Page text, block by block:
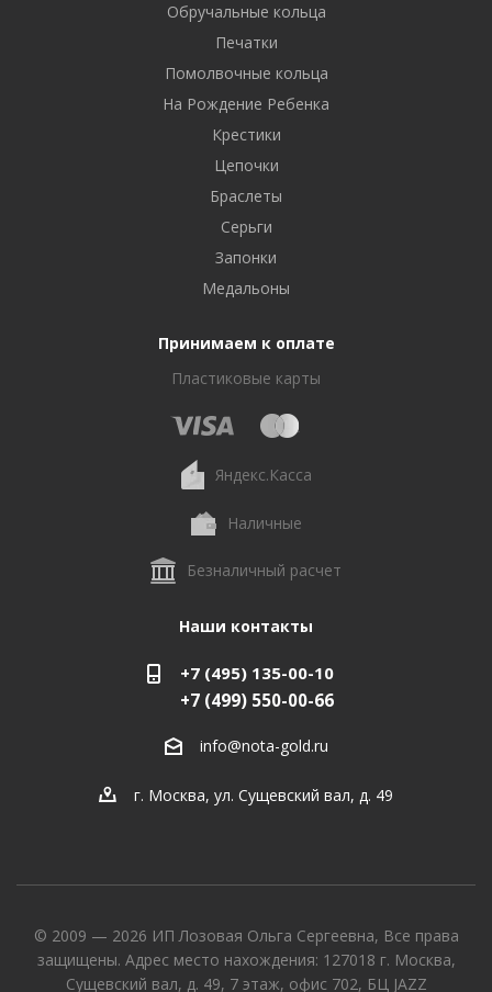
Обручальные кольца
Печатки
Помолвочные кольца
На Рождение Ребенка
Крестики
Цепочки
Браслеты
Серьги
Запонки
Медальоны
Принимаем к оплате
Пластиковые карты
Яндекс.Касса
Наличные
Безналичный расчет
Наши контакты
+7 (495) 135-00-10
+7 (499) 550-00-66
info@nota-gold.ru
г. Москва, ул. Сущевский вал, д. 49
© 2009 — 2026 ИП Лозовая Ольга Сергеевна, Все права
защищены. Адрес место нахождения: 127018 г. Москва,
Сущевский вал, д. 49, 7 этаж, офис 702, БЦ JAZZ